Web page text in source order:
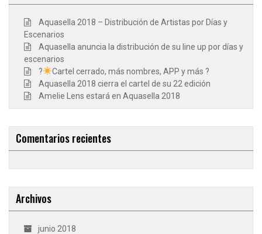
Aquasella 2018 – Distribución de Artistas por Días y
Escenarios
Aquasella anuncia la distribución de su line up por días y
escenarios
?
Cartel cerrado, más nombres, APP y más ?
Aquasella 2018 cierra el cartel de su 22 edición
Amelie Lens estará en Aquasella 2018
Comentarios recientes
Archivos
junio 2018